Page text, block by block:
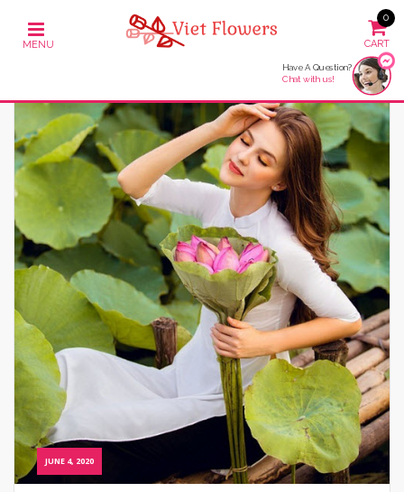
0
Have A Question?
Chat with us!
JUNE 4, 2020